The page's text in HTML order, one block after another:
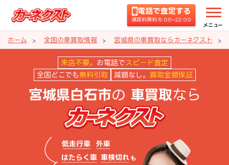
電話で査定する
通話料無料 8:00~22:00
メニュー
ホーム 全国の車買取情報 宮城県の車買取ならカーネクスト
宮城県白石市の車買取ならカー
来店不要。 お電話で スピード査定
全国どこでも 無料引取 減額なし。 買取金額保証
宮城県白石市の 車買取なら